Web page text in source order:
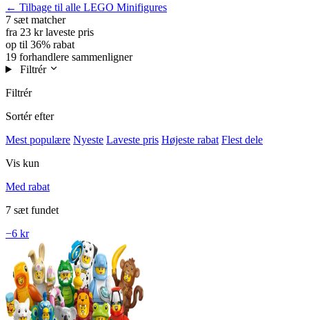
← Tilbage til alle LEGO Minifigures
7 sæt matcher
fra 23 kr laveste pris
op til 36% rabat
19 forhandlere sammenligner
Filtrér
Filtrér
Sortér efter
Mest populære Nyeste Laveste pris Højeste rabat Flest dele
Vis kun
Med rabat
7 sæt fundet
−6 kr